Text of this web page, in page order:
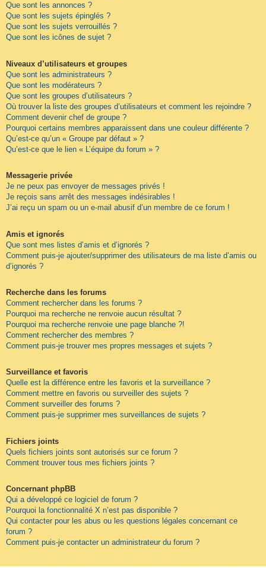
Que sont les annonces ?
Que sont les sujets épinglés ?
Que sont les sujets verrouillés ?
Que sont les icônes de sujet ?
Niveaux d’utilisateurs et groupes
Que sont les administrateurs ?
Que sont les modérateurs ?
Que sont les groupes d’utilisateurs ?
Où trouver la liste des groupes d’utilisateurs et comment les rejoindre ?
Comment devenir chef de groupe ?
Pourquoi certains membres apparaissent dans une couleur différente ?
Qu’est-ce qu’un « Groupe par défaut » ?
Qu’est-ce que le lien « L’équipe du forum » ?
Messagerie privée
Je ne peux pas envoyer de messages privés !
Je reçois sans arrêt des messages indésirables !
J’ai reçu un spam ou un e-mail abusif d’un membre de ce forum !
Amis et ignorés
Que sont mes listes d’amis et d’ignorés ?
Comment puis-je ajouter/supprimer des utilisateurs de ma liste d’amis ou
d’ignorés ?
Recherche dans les forums
Comment rechercher dans les forums ?
Pourquoi ma recherche ne renvoie aucun résultat ?
Pourquoi ma recherche renvoie une page blanche ?!
Comment rechercher des membres ?
Comment puis-je trouver mes propres messages et sujets ?
Surveillance et favoris
Quelle est la différence entre les favoris et la surveillance ?
Comment mettre en favoris ou surveiller des sujets ?
Comment surveiller des forums ?
Comment puis-je supprimer mes surveillances de sujets ?
Fichiers joints
Quels fichiers joints sont autorisés sur ce forum ?
Comment trouver tous mes fichiers joints ?
Concernant phpBB
Qui a développé ce logiciel de forum ?
Pourquoi la fonctionnalité X n’est pas disponible ?
Qui contacter pour les abus ou les questions légales concernant ce
forum ?
Comment puis-je contacter un administrateur du forum ?